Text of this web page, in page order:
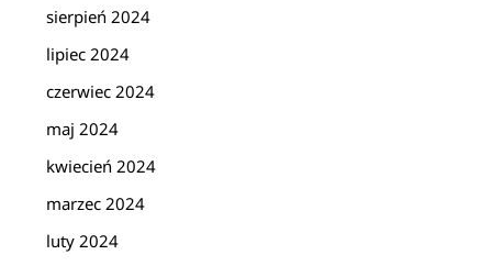
sierpień 2024
lipiec 2024
czerwiec 2024
maj 2024
kwiecień 2024
marzec 2024
luty 2024